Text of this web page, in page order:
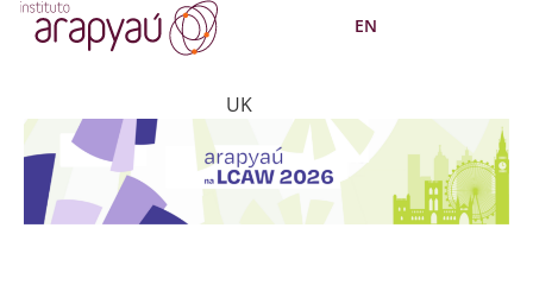
EN
London
UK